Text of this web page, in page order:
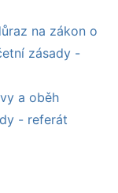
na zákon o
zásady -
a oběh
- referát